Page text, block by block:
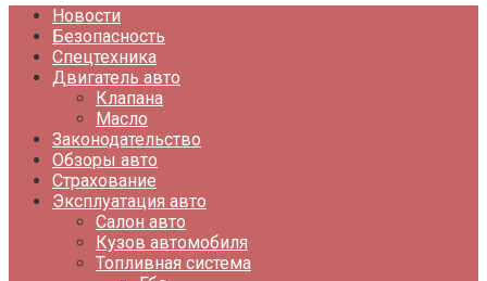
Новости
Безопасность
Спецтехника
Двигатель авто
Клапана
Масло
Законодательство
Обзоры авто
Страхование
Эксплуатация авто
Салон авто
Кузов автомобиля
Топливная система